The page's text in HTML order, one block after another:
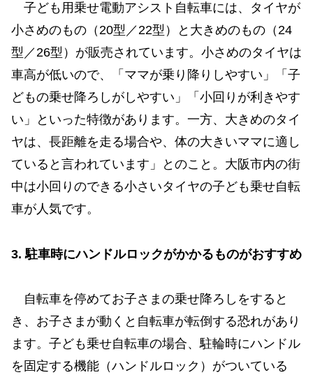
子ども用乗せ電動アシスト自転車には、タイヤが
小さめのもの（20型／22型）と大きめのもの（24
型／26型）が販売されています。小さめのタイヤは
車高が低いので、「ママが乗り降りしやすい」「子
どもの乗せ降ろしがしやすい」「小回りが利きやす
い」といった特徴があります。一方、大きめのタイ
ヤは、長距離を走る場合や、体の大きいママに適し
ていると言われています」とのこと。大阪市内の街
中は小回りのできる小さいタイヤの子ども乗せ自転
車が人気です。
3. 駐車時にハンドルロックがかかるものがおすすめ
自転車を停めてお子さまの乗せ降ろしをすると
き、お子さまが動くと自転車が転倒する恐れがあり
ます。子ども乗せ自転車の場合、駐輪時にハンドル
を固定する機能（ハンドルロック）がついている